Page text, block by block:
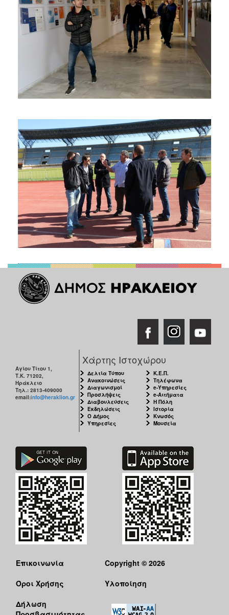
Αγίου Τίτου 1,
Τ.Κ. 71202,
Ηράκλειο
Τηλ.: 2813-409000
email:info@heraklion.gr
Χάρτης Ιστοχώρου
Δελτία Τύπου
Ανακοινώσεις
Διαγωνισμοί
Προσλήψεις
Διαβουλεύσεις
Εκδηλώσεις
Ο Δήμος
Υπηρεσίες
Κ.Ε.Π.
Τηλέφωνα
e-Υπηρεσίες
e-Αιτήματα
Η Πόλη
Ιστορία
Κνωσός
Μουσεία
Επικοινωνία
Όροι Χρήσης
Δήλωση
Copyright © 2026
Υλοποίηση